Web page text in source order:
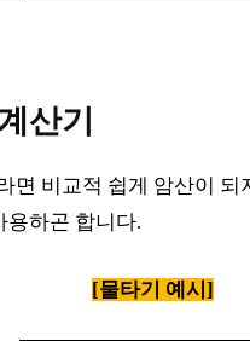
산기
면 비교적 쉽게 암산이
용하곤 합니다.
[물타기 예시]